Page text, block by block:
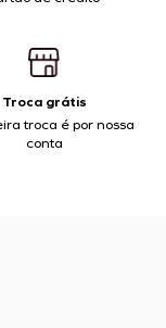
Troca grátis
troca é por nossa
conta